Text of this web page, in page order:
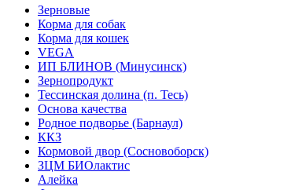
Зерновые
Корма для собак
Корма для кошек
VEGA
ИП БЛИНОВ (Минусинск)
Зернопродукт
Тессинская долина (п. Тесь)
Основа качества
Родное подворье (Барнаул)
ККЗ
Кормовой двор (Сосновоборск)
ЗЦМ БИОлактис
Алейка